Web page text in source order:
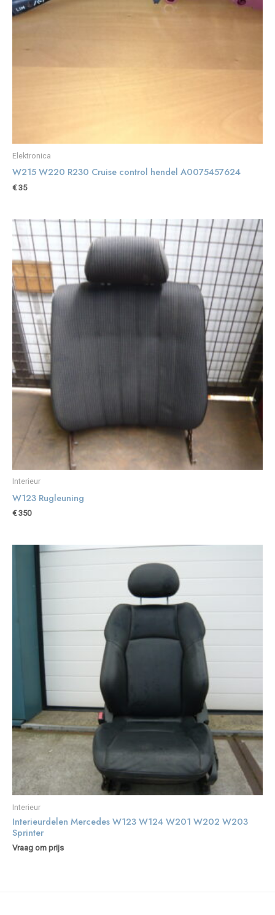
Elektronica
W215 W220 R230 Cruise control hendel A0075457624
€35
Interieur
W123 Rugleuning
€350
Interieur
Interieurdelen Mercedes W123 W124 W201 W202 W203
Sprinter
Vraag om prijs